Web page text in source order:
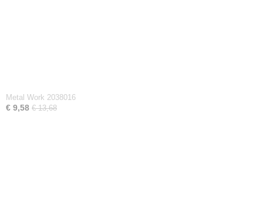
Metal Work 2038016
€ 9,58 € 13,68